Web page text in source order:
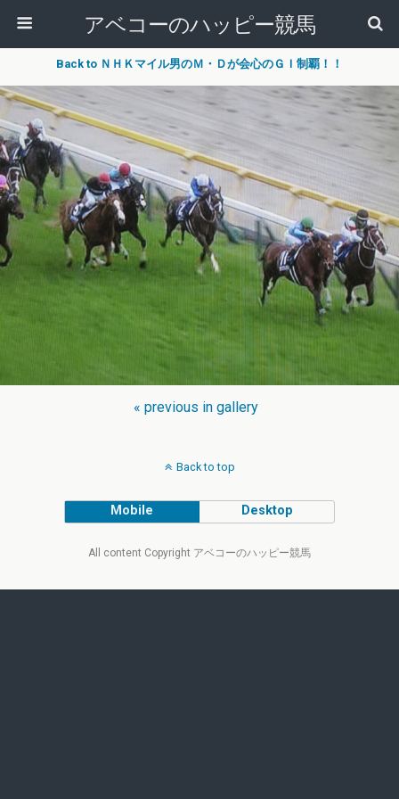
アベコーのハッピー競馬
Back to ＮＨＫマイル男のＭ・Ｄが会心のＧＩ制覇！！
« previous in gallery
Back to top
Mobile Desktop
All content Copyright アベコーのハッピー競馬